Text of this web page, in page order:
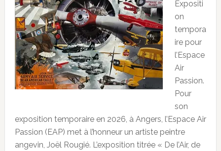
Expositi
on
tempora
ire pour
l’Espace
Air
Passion.
Pour
son
exposition temporaire en 2026, à Angers, l’Espace Air
Passion (EAP) met à l’honneur un artiste peintre
angevin, Joël Rougié. L’exposition titrée « De l’Air, de